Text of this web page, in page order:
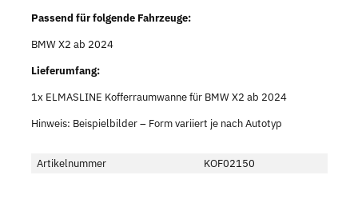
Passend für folgende Fahrzeuge:
BMW X2 ab 2024
Lieferumfang:
1x ELMASLINE Kofferraumwanne für BMW X2 ab 2024
Hinweis: Beispielbilder – Form variiert je nach Autotyp
Artikelnummer KOF02150